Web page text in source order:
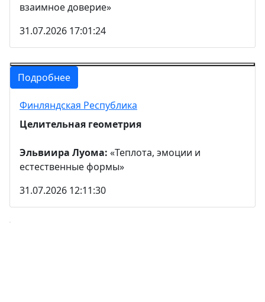
взаимное доверие»
31.07.2026 17:01:24
Подробнее
Финляндская Республика
Целительная геометрия
Эльвиира Луома: «Теплота, эмоции и
естественные формы»
31.07.2026 12:11:30